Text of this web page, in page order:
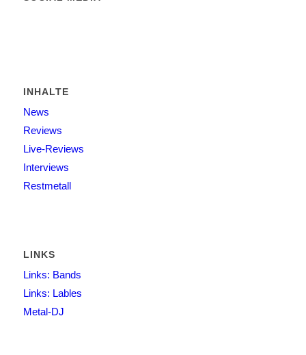
INHALTE
News
Reviews
Live-Reviews
Interviews
Restmetall
LINKS
Links: Bands
Links: Lables
Metal-DJ